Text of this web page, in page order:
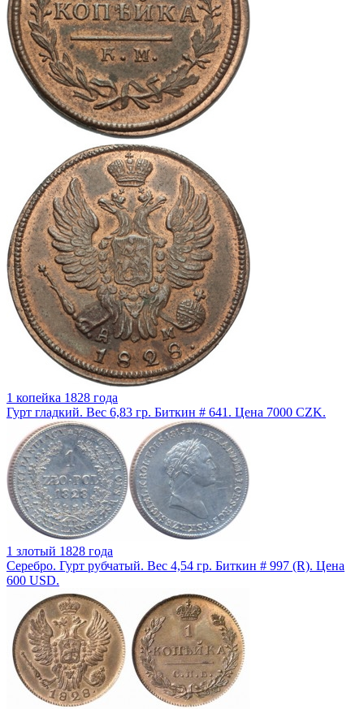
1 копейка 1828 года
Гурт гладкий. Вес 6,83 гр. Биткин # 641. Цена 7000 CZK.
1 злотый 1828 года
Серебро. Гурт рубчатый. Вес 4,54 гр. Биткин # 997 (R). Цена
600 USD.